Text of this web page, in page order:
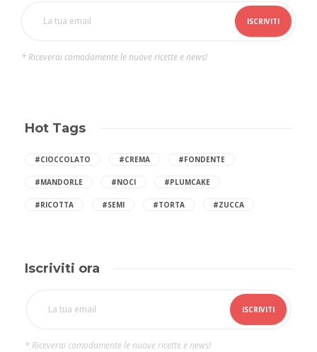
* Riceverai comodamente le nuove ricette e news!
Hot Tags
#CIOCCOLATO #CREMA #FONDENTE
#MANDORLE #NOCI #PLUMCAKE
#RICOTTA #SEMI #TORTA #ZUCCA
Iscriviti ora
* Riceverai comodamente le nuove ricette e news!